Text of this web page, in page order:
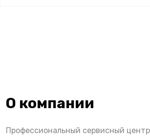
О компании
Профессиональный сервисный